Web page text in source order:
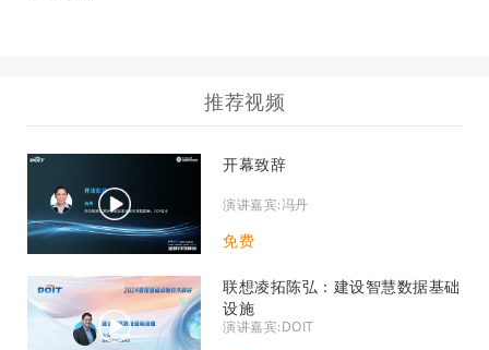
推荐视频
开幕致辞
演讲嘉宾:冯丹
免费
联想凌拓陈弘：建设智慧数据基础
设施
演讲嘉宾:DOIT